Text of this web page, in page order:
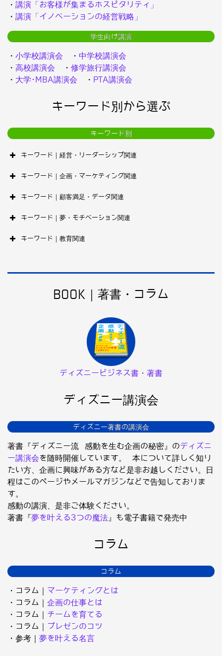
・ 講演「お客様が集まるホスピタリティ」
・ 講演「イノベーションの経営戦略」
学生向け講演
・ 小学校講演会 ・ 中学校講演会
・ 高校講演会 ・ 修学旅行講演会
・ 大学･MBA講演会 ・ PTA講演会
キーワード別から選ぶ
キーワード別
キーワード｜経営・リーダーシップ関連
キーワード｜企画・マーケティング関連
キーワード｜顧客満足・データ関連
キーワード｜夢・モチベーション関連
キーワード｜教育関連
BOOK｜著書・コラム
ディズニービジネス書・著書
ディズニー講演会
ディズニー著書の講演会
著書『ディズニー流 感動を生む企画の秘密』のディズニ
ー講演会を随時開催しています。 本について詳しく知り
たい方、企画に興味がある方など是非お越しください。日
程はこのページやメールマガジンなどで告知しておりま
す。
感動の講演、是非ご体験ください。
著書『夢を叶える3つの魔法』も電子書籍で発売中
コラム
コラム
・コラム｜ マーケティングとは
・コラム｜ 企画の仕事とは
・コラム｜ チームを育てる
・コラム｜ プレゼンのコツ
・参考｜ 夢を叶える名言